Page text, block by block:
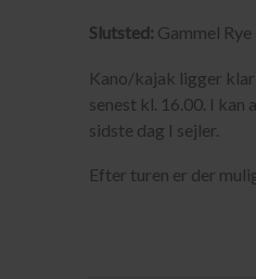
Slutsted: Gammel
Kano/kajak ligger
senest kl. 16.00. I
sidste dag I sejler.
Efter turen er der